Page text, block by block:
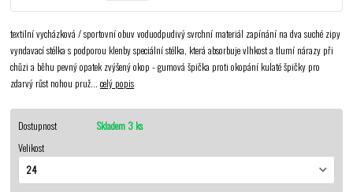
textilní vycházková / sportovní obuv voduodpudivý svrchní materiál zapínání na dva suché zipy
vyndavací stélka s podporou klenby speciální stélka, která absorbuje vlhkost a tlumí nárazy při
chůzi a běhu pevný opatek zvýšený okop - gumová špička proti okopání kulaté špičky pro
zdarvý růst nohou pruž...celý popis
Dostupnost
Skladem 3 ks
Velikost